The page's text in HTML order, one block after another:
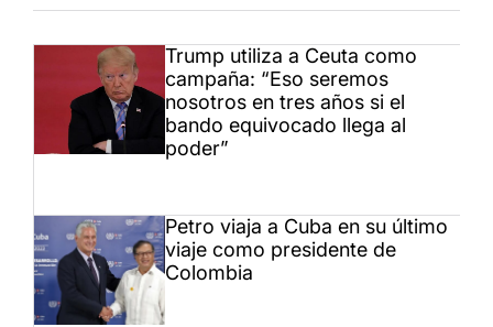
Trump utiliza a Ceuta como
campaña: “Eso seremos
nosotros en tres años si el
bando equivocado llega al
poder”
Petro viaja a Cuba en su último
viaje como presidente de
Colombia